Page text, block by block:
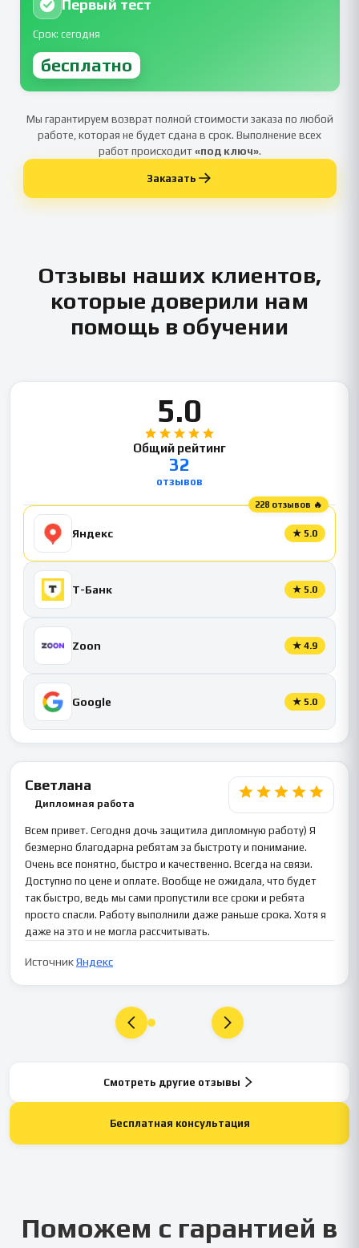
Первый тест
Срок: сегодня
бесплатно
Мы гарантируем возврат полной стоимости заказа по любой
работе, которая не будет сдана в срок. Выполнение всех
работ происходит«под ключ».
Заказать
Отзывы наших клиентов,
которые доверили нам
помощь в обучении
5.0
Общий рейтинг
32
отзывов
228 отзывов 🔥
Яндекс ★ 5.0
Т-Банк ★ 5.0
Zoon ★ 4.9
Google ★ 5.0
Светлана
Дипломная работа
Всем привет. Сегодня дочь защитила дипломную работу) Я
безмерно благодарна ребятам за быстроту и понимание.
Очень все понятно, быстро и качественно. Всегда на связи.
Доступно по цене и оплате. Вообще не ожидала, что будет
так быстро, ведь мы сами пропустили все сроки и ребята
просто спасли. Работу выполнили даже раньше срока. Хотя я
даже на это и не могла рассчитывать.
ИсточникЯндекс
Смотреть другие отзывы
Бесплатная консультация
Поможем с гарантией в